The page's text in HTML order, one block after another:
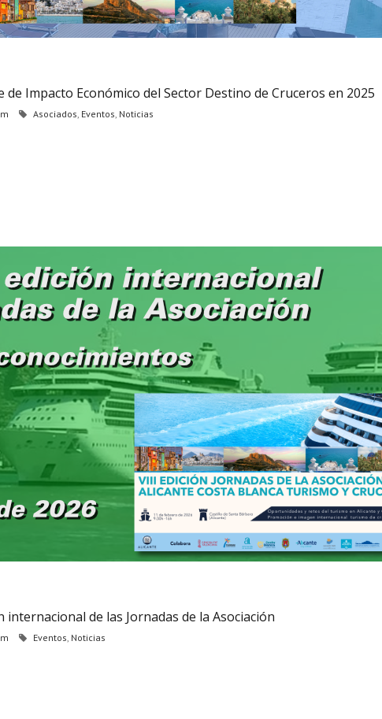
de Impacto Económico del Sector Destino de Cruceros en 2025
Asociados, Eventos, Noticias
internacional de las Jornadas de la Asociación
Eventos, Noticias